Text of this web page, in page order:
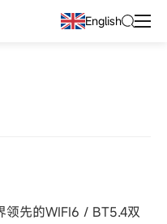
English
领先的WIFI6 / BT5.4双